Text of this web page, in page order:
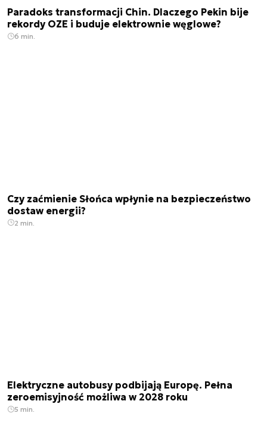
Paradoks transformacji Chin. Dlaczego Pekin bije
rekordy OZE i buduje elektrownie węglowe?
6 min.
Czy zaćmienie Słońca wpłynie na bezpieczeństwo
dostaw energii?
2 min.
Elektryczne autobusy podbijają Europę. Pełna
zeroemisyjność możliwa w 2028 roku
5 min.